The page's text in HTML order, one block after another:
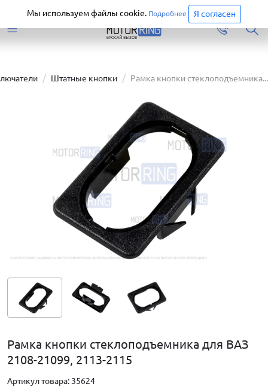
Перейти
Штатные кнопки Рамка кнопки стеклоподъемника...
Рамка кнопки стеклоподъемника для ВАЗ
2108-21099, 2113-2115
Артикул товара: 35624
Мы используем файлы cookie. Подробнее Я согласен